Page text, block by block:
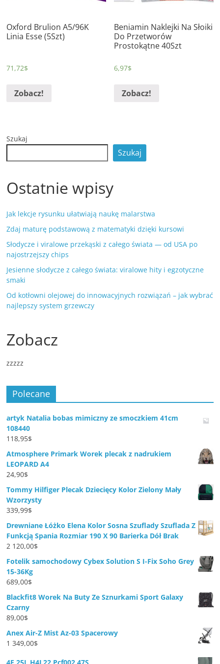
Oxford Brulion A5/96K
Linia Esse (5Szt)
71,72$
Zobacz!
Beniamin Naklejki Na Słoiki
Do Przetworów
Prostokątne 40Szt
6,97$
Zobacz!
Szukaj
Szukaj
Ostatnie wpisy
Jak lekcje rysunku ułatwiają naukę malarstwa
Zdaj maturę podstawową z matematyki dzięki kursowi
Słodycze i viralowe przekąski z całego świata — od USA po
najostrzejszy chips
Jesienne słodycze z całego świata: viralowe hity i egzotyczne
smaki
Od kotłowni olejowej do innowacyjnych rozwiązań – jak wybrać
najlepszy system grzewczy
Zobacz
zzzzz
Polecane
artyk Natalia bobas mimiczny ze smoczkiem 41cm
108440
118,95$
Atmosphere Primark Worek plecak z nadrukiem
LEOPARD A4
24,90$
Tommy Hilfiger Plecak Dziecięcy Kolor Zielony Mały
Wzorzysty
339,99$
Drewniane Łóżko Elena Kolor Sosna Szuflady Szuflada Z
Funkcją Spania Rozmiar 190 X 90 Barierka Dół Brak
2 120,00$
Fotelik samochodowy Cybex Solution S I-Fix Soho Grey
15-36Kg
689,00$
Blackfit8 Worek Na Buty Ze Sznurkami Sport Galaxy
Czarny
89,00$
Anex Air-Z Mist Az-03 Spacerowy
1 349,00$
4F 25L H4L22 Pcf002 47S